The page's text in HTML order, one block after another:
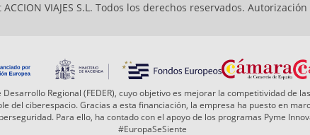
VIAJES S.L. Todos los derechos reservados. Autorización
Desarrollo Regional (FEDER), cuyo objetivo es mejorar la competitividad
del ciberespacio. Gracias a esta financiación, la empresa ha puesto en
Para ello, ha contado con el apoyo de los programas Pyme
#EuropaSeSiente